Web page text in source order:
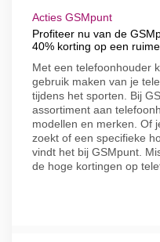
Acties GSMpunt
Profiteer nu van de
40% korting op een
Met een telefoonhouder
gebruik maken van je
tijdens het sporten. Bij
assortiment aan
modellen en merken. Of
zoekt of een specifieke
vindt het bij GSMpunt.
de hoge kortingen op